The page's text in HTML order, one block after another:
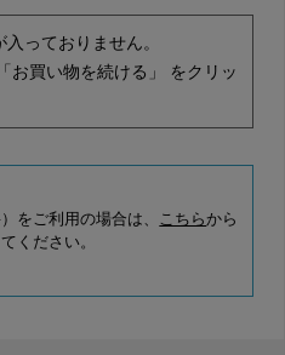
っておりません。
お買い物を続ける」 をクリッ
をご利用の場合は、 こちらから
ください。